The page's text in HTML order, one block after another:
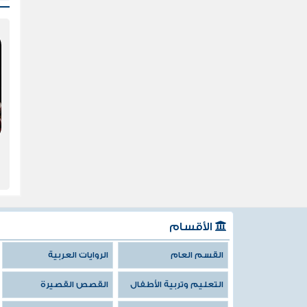
الأقسام
القسم العام الروايات العربية
التعليم وتربية الأطفال القصص القصيرة